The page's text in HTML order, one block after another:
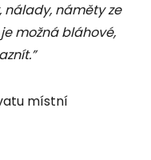
nálady, náměty ze
možná bláhové,
místní